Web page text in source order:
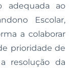
adequada ao
Escolar,
a colaborar
prioridade de
resolução da